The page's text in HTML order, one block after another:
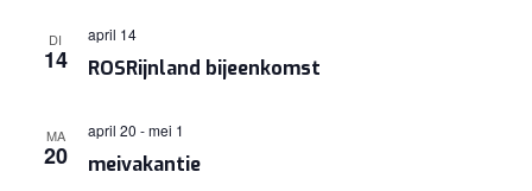
DI
14 ROSRijnland bijeenkomst
april 14
MA
20 meivakantie
april 20 -mei 1